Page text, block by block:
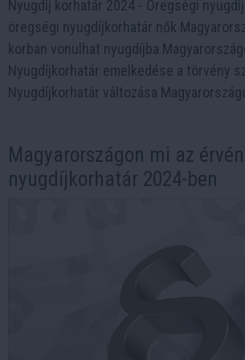
Nyugdíj korhatár 2024 - Öregségi
öregségi nyugdíjkorhatár nők
korban vonulhat nyugdíjba
Nyugdíjkorhatár emelkedése a törvény
Nyugdíjkorhatár változása
Magyarországon mi az
nyugdíjkorhatár 2024-ben